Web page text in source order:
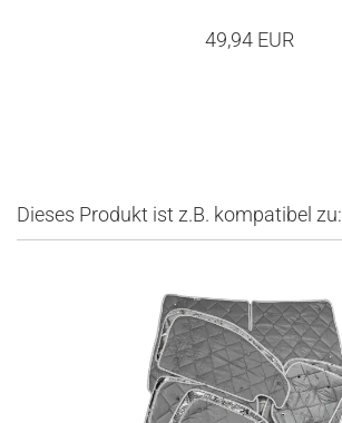
49,94 EUR
Dieses Produkt ist z.B. kompatibel zu: